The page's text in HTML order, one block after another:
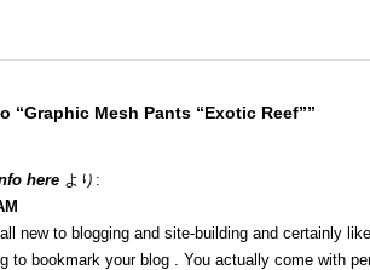
“Graphic Mesh Pants “Exotic Reef””
here より:
new to blogging and site-building and certainly
to bookmark your blog . You actually come with